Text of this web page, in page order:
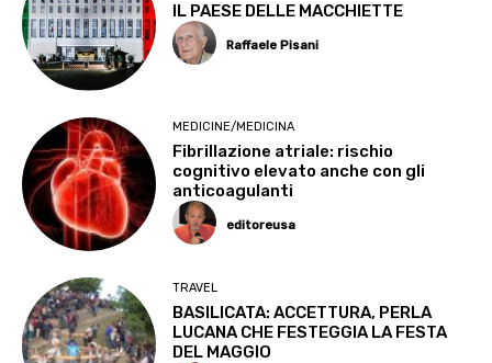
IL PAESE DELLE MACCHIETTE
Raffaele Pisani
MEDICINE/MEDICINA
Fibrillazione atriale: rischio
cognitivo elevato anche con gli
anticoagulanti
editoreusa
TRAVEL
BASILICATA: ACCETTURA, PERLA
LUCANA CHE FESTEGGIA LA FESTA
DEL MAGGIO